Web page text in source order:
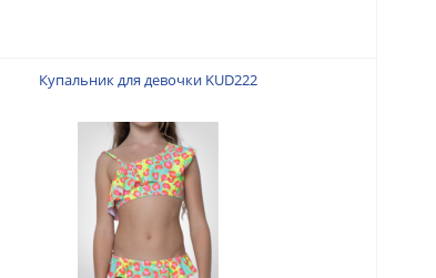
Купальник для девочки KUD222